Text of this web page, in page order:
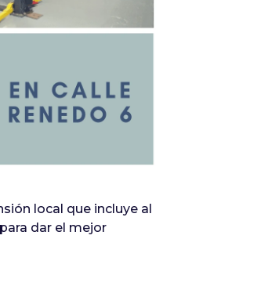
local que incluye al
dar el mejor